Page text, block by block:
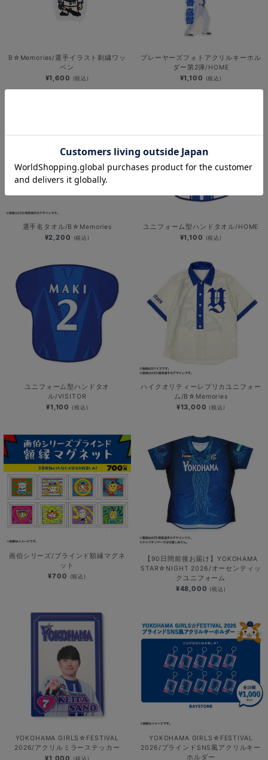
B☆Memories/選手イラスト刺繍ワッ
ペン
¥1,600 (税込)
プレーヤーズフォトアクリルキーホル
ダー第2弾/HOME
¥1,100 (税込)
選手名タオル/B☆Memories
¥2,200 (税込)
ユニフォーム型ハンドタオル/HOME
¥1,100 (税込)
ユニフォーム型ハンドタオ
ル/VISITOR
¥1,100 (税込)
ハイクオリティーレプリカユニフォー
ム/B☆Memories
¥13,000 (税込)
画伯シリーズ/ブラインド額縁マグネ
ット
¥700 (税込)
【90日間前後お届け】YOKOHAMA
STAR☆NIGHT 2026/オーセンティッ
クユニフォーム
¥48,000 (税込)
YOKOHAMA GIRLS☆FESTIVAL
2026/アクリルミラーステッカー
¥1,000 (税込)
YOKOHAMA GIRLS☆FESTIVAL
2026/ブラインドSNS風アクリルキー
ホルダー